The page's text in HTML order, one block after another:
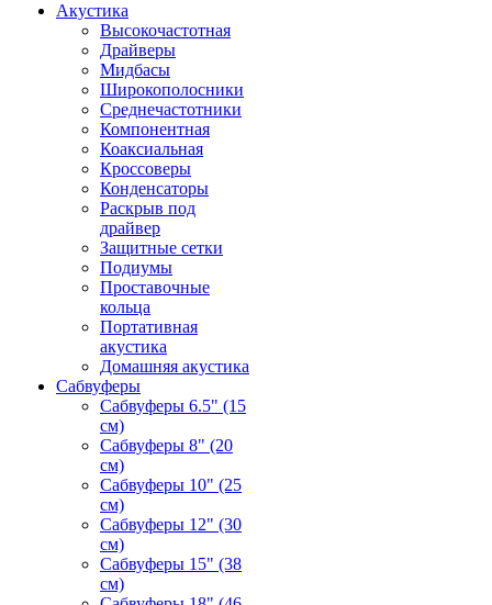
Акустика
Высокочастотная
Драйверы
Мидбасы
Широкополосники
Среднечастотники
Компонентная
Коаксиальная
Кроссоверы
Конденсаторы
Раскрыв под
драйвер
Защитные сетки
Подиумы
Проставочные
кольца
Портативная
акустика
Домашняя акустика
Сабвуферы
Сабвуферы 6.5" (15
см)
Сабвуферы 8" (20
см)
Сабвуферы 10" (25
см)
Сабвуферы 12" (30
см)
Сабвуферы 15" (38
см)